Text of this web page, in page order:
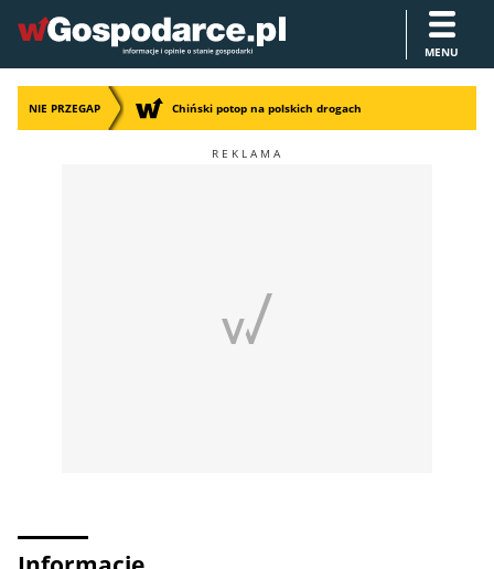
MENU
NIE PRZEGAP Chiński potop na polskich drogach